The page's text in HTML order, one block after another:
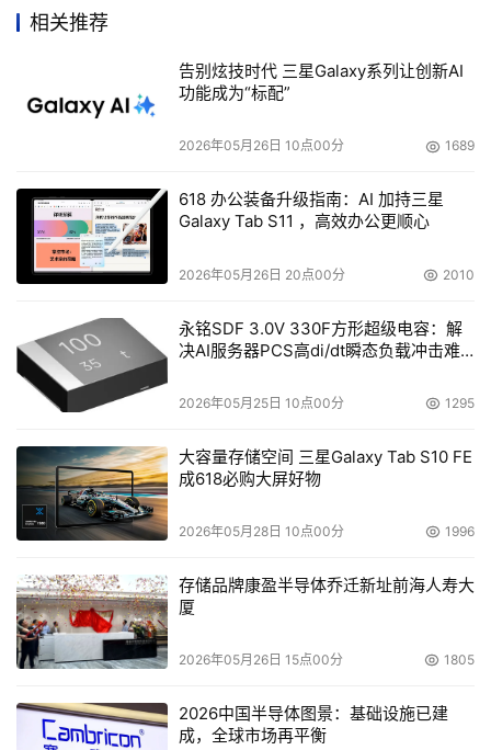
由技术娴熟的员工重新安装操作系统和配置硬件。
灵活的扩展性使用户自己掌握增长的速度
通过按需增长的实现方式，可以降低用户的最初拥有成
本，根据业务的增长来逐步扩充，这是一种极为经济的方
今后客户随着业务的增加需要将更多服务器加入存储局域
网，达到数据集中管理的目的，通过控制软件划分好的存储
空间指派该新增的服务器即可。
高效的自动化智能灾难备份、恢复
当系统发生无论是软件或硬件上的故障时，无需重新安装
系统，无需重新配置，无需重新安装各种应用程序，只要在
排除硬件故障后，通过CBS的灾难恢复启动光盘，启动机
器，只需按一个按键就可以进行快速的自动的智能恢复，可
以保证在最短的时间内恢复系统运作。
独有的数据分级存储，轻松实现D2D2T
数据备份到高速存储设备上，当经常性数据需要长期保存
时，可以自动迁移到低速但海量的存储设备上去，充分提高
存储设备利用率，轻松实现D2T，D2D2T等。
超强的数据同步功能，高效的运行性能
在同步数据时不用全部传送,而是通过对文件分块,计算并
相关推荐
告别炫技时代 三星Galaxy系列让创新AI
功能成为“标配”
2026年05月26日 10点00分 1689
618 办公装备升级指南：AI 加持三星
Galaxy Tab S11 ，高效办公更顺心
2026年05月26日 20点00分 2010
永铭SDF 3.0V 330F方形超级电容：解
决AI服务器PCS高di/dt瞬态负载冲击难
2026年05月25日 10点00分 1295
大容量存储空间 三星Galaxy Tab S10 FE
成618必购大屏好物
2026年05月28日 10点00分 1996
存储品牌康盈半导体乔迁新址前海人寿大
厦
2026年05月26日 15点00分 1805
2026中国半导体图景：基础设施已建
成，全球市场再平衡